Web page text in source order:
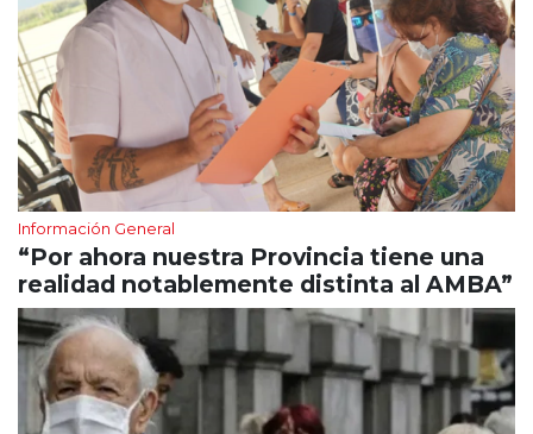
Información General
“Por ahora nuestra Provincia tiene una
realidad notablemente distinta al AMBA”